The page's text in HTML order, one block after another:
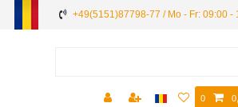
+49(5151)87798-77 / Mo - Fr: 09:00 -
0